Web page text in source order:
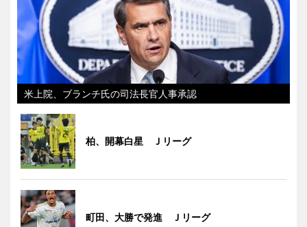
米上院、ブランチ氏の司法長官人事承認
柏、開幕白星 Ｊリーグ
町田、大勝で発進 Ｊリーグ